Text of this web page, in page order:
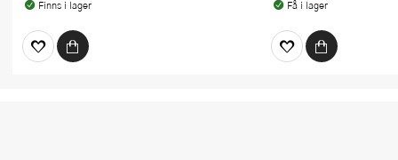
Finns i lager Få i lager